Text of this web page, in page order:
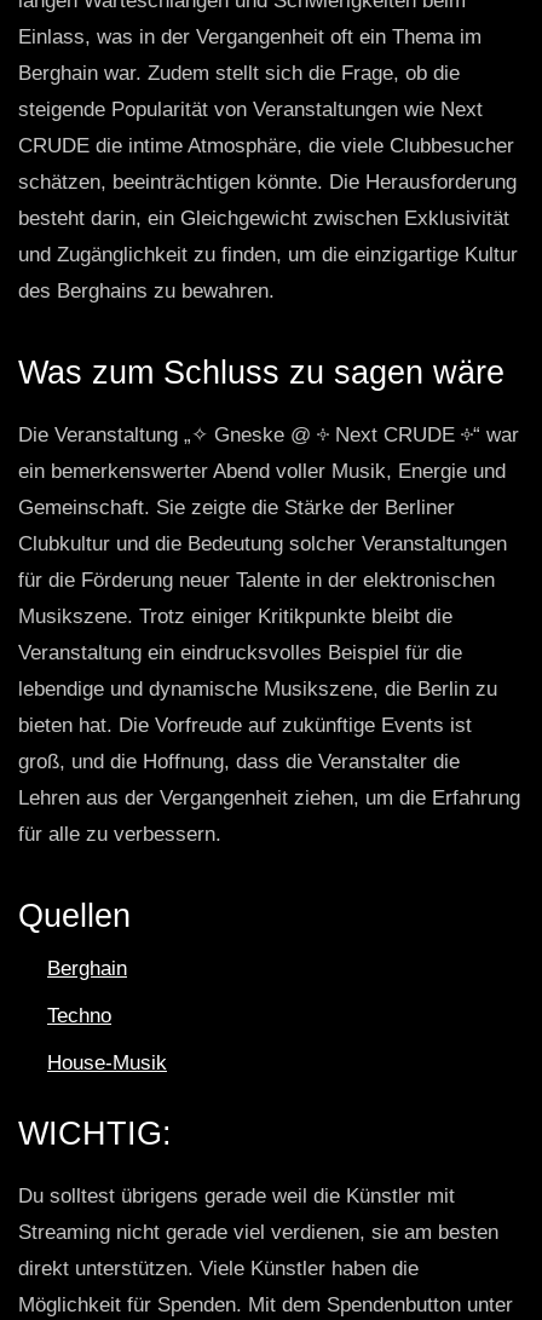
Einlass, was in der Vergangenheit oft ein Thema im
Berghain war. Zudem stellt sich die Frage, ob die
steigende Popularität von Veranstaltungen wie Next
CRUDE die intime Atmosphäre, die viele Clubbesucher
schätzen, beeinträchtigen könnte. Die Herausforderung
besteht darin, ein Gleichgewicht zwischen Exklusivität
und Zugänglichkeit zu finden, um die einzigartige Kultur
des Berghains zu bewahren.
Was zum Schluss zu sagen wäre
Die Veranstaltung „✧ Gneske @ ༓ Next CRUDE ༓“ war
ein bemerkenswerter Abend voller Musik, Energie und
Gemeinschaft. Sie zeigte die Stärke der Berliner
Clubkultur und die Bedeutung solcher Veranstaltungen
für die Förderung neuer Talente in der elektronischen
Musikszene. Trotz einiger Kritikpunkte bleibt die
Veranstaltung ein eindrucksvolles Beispiel für die
lebendige und dynamische Musikszene, die Berlin zu
bieten hat. Die Vorfreude auf zukünftige Events ist
groß, und die Hoffnung, dass die Veranstalter die
Lehren aus der Vergangenheit ziehen, um die Erfahrung
für alle zu verbessern.
Quellen
Berghain
Techno
House-Musik
WICHTIG:
Du solltest übrigens gerade weil die Künstler mit
Streaming nicht gerade viel verdienen, sie am besten
direkt unterstützen. Viele Künstler haben die
Möglichkeit für Spenden. Mit dem Spendenbutton unter